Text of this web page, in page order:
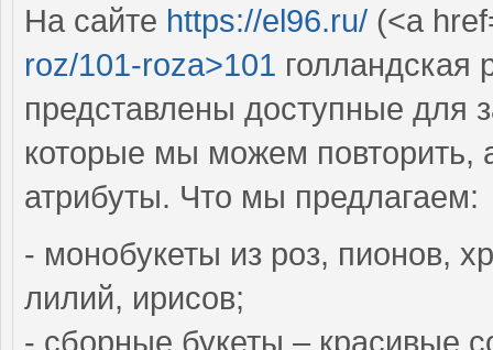
На сайте https://el96.ru/ (<a
roz/101-roza>101 голландская
представлены доступные для
которые мы можем повторить,
атрибуты. Что мы предлагаем:
- монобукеты из роз, пионов,
лилий, ирисов;
- сборные букеты – красивые